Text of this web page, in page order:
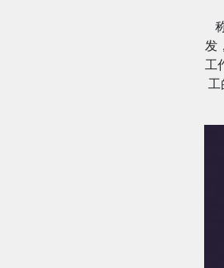
发
工